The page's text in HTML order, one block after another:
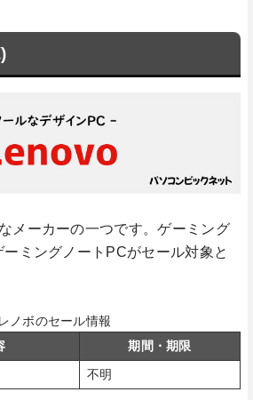
メーカーの一つです。ゲーミング
ミングノートPCがセール対象と
レノボのセール情報
期間・期限
不明